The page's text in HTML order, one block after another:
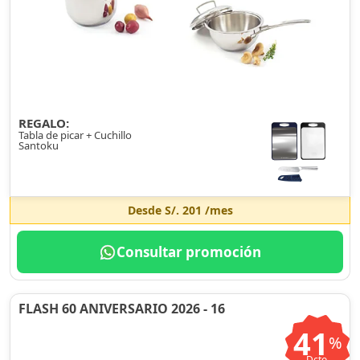
REGALO:
Tabla de picar + Cuchillo
Santoku
Desde S/. 201 /mes
Consultar promoción
FLASH 60 ANIVERSARIO 2026 - 16
41 %